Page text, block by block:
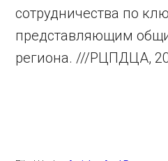
сотрудничества по
представляющим
региона. ///РЦПДЦА,